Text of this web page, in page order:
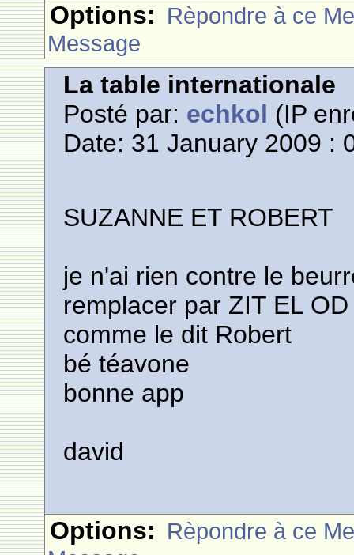
Options: Rèpondre à ce
Message
La table internationale
Posté par: echkol (IP
Date: 31 January 2009 :
SUZANNE ET ROBERT
je n'ai rien contre le
remplacer par ZIT EL OD
comme le dit Robert
bé téavone
bonne app
david
Options: Rèpondre à ce